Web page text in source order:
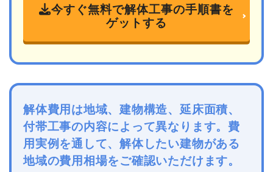
今すぐ無料で解体工事の手順書を
ゲットする
解体費用は地域、建物構造、延床面積、
付帯工事の内容によって異なります。費
用実例を通して、解体したい建物がある
地域の費用相場をご確認いただけます。